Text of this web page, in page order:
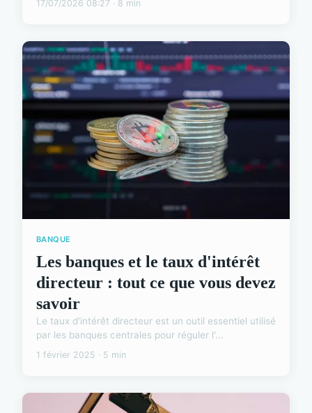
17/07/2026 08:27 · 8 min
BANQUE
Les banques et le taux d'intérêt
directeur : tout ce que vous devez
savoir
Le taux d'intérêt directeur est un outil essentiel utilisé
par les banques centrales pour réguler l'...
1 février 2025 · 5 min